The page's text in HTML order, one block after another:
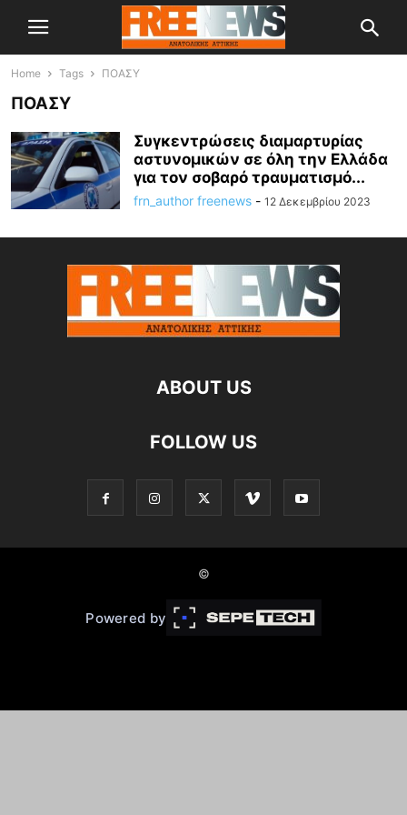
Home Tags ΠΟΑΣΥ
ΠΟΑΣΥ
Συγκεντρώσεις διαμαρτυρίας
αστυνομικών σε όλη την Ελλάδα
για τον σοβαρό τραυματισμό...
frn_author freenews - 12 Δεκεμβρίου 2023
ABOUT US
FOLLOW US
©
Powered by